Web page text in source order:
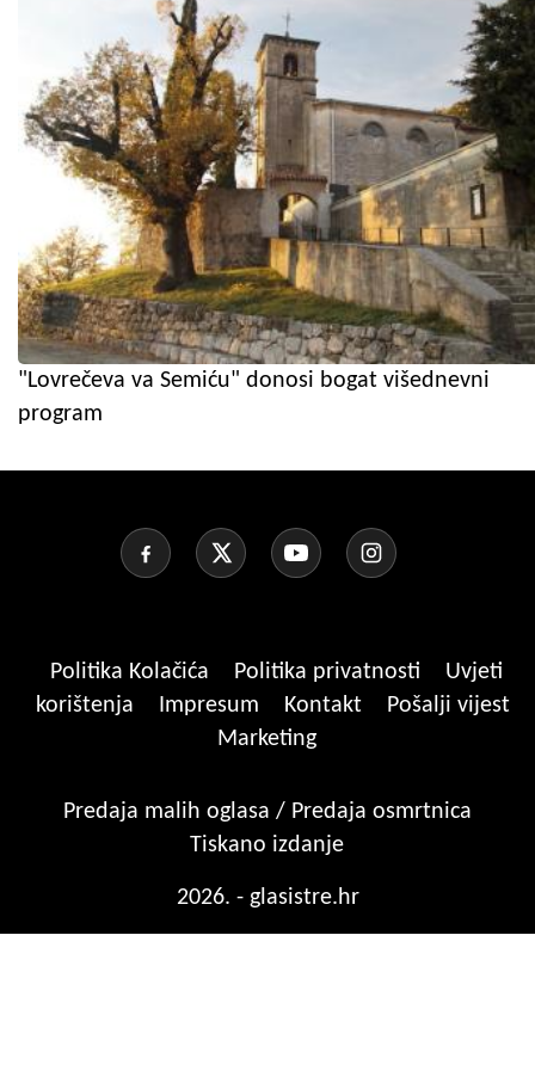
"Lovrečeva va Semiću" donosi bogat višednevni
program
Politika Kolačića Politika privatnosti
Uvjeti
korištenja
Impresum Kontakt
Pošalji vijest
Marketing
Predaja malih oglasa / Predaja osmrtnica
Tiskano izdanje
2026. - glasistre.hr